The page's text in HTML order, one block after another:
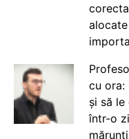
cu ora:
și să le
într-o